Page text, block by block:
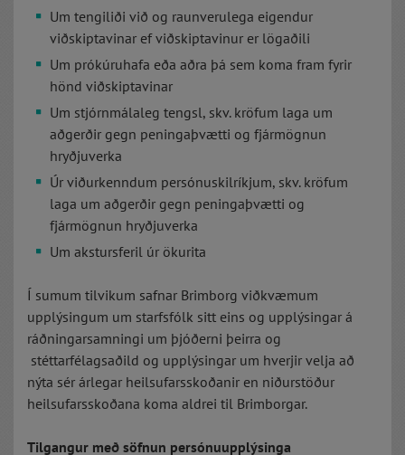
Um tengiliði við og raunverulega eigendur
viðskiptavinar ef viðskiptavinur er lögaðili
Um prókúruhafa eða aðra þá sem koma fram fyrir
hönd viðskiptavinar
Um stjórnmálaleg tengsl, skv. kröfum laga um
aðgerðir gegn peningaþvætti og fjármögnun
hryðjuverka
Úr viðurkenndum persónuskilríkjum, skv. kröfum
laga um aðgerðir gegn peningaþvætti og
fjármögnun hryðjuverka
Um akstursferil úr ökurita
Í sumum tilvikum safnar Brimborg viðkvæmum
upplýsingum um starfsfólk sitt eins og upplýsingar á
ráðningarsamningi um þjóðerni þeirra og
stéttarfélagsaðild og upplýsingar um hverjir velja að
nýta sér árlegar heilsufarsskoðanir en niðurstöður
heilsufarsskoðana koma aldrei til Brimborgar.
Tilgangur með söfnun persónuupplýsinga